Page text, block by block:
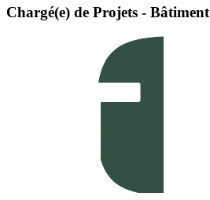
Chargé(e) de Projets - Bâtiment